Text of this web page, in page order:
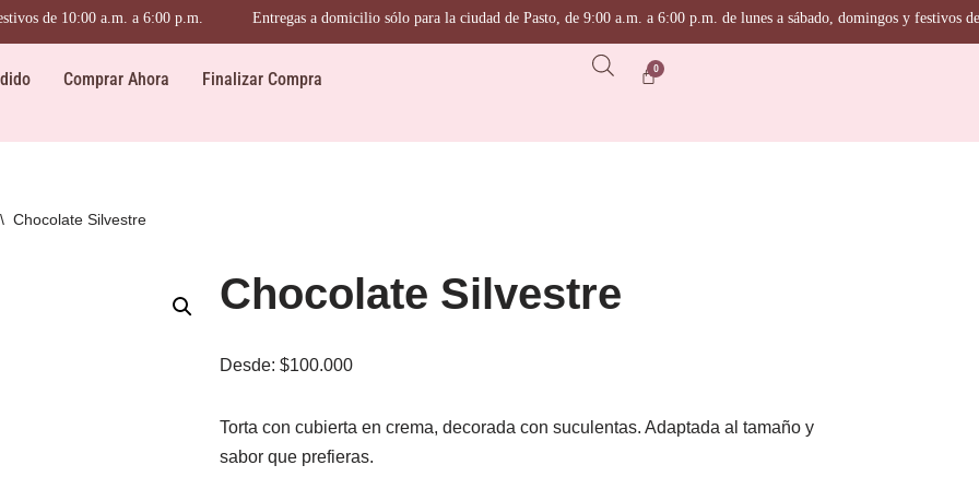
10:00 a.m. a 6:00 p.m. Entregas a domicilio sólo para la ciudad de Pasto, de 9:00 a.m. a 6:00 p.m. de lunes a sábado, domingos y festivos de
Comprar Ahora Finalizar Compra
\ Chocolate Silvestre
Chocolate Silvestre
Desde:$100.000
Torta con cubierta en crema, decorada con suculentas. Adaptada al tamaño y
sabor que prefieras.